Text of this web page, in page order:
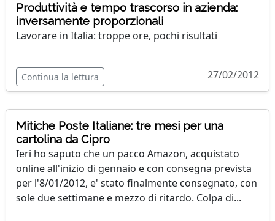
Produttività e tempo trascorso in azienda:
inversamente proporzionali
Lavorare in Italia: troppe ore, pochi risultati
Continua la lettura 27/02/2012
Mitiche Poste Italiane: tre mesi per una
cartolina da Cipro
Ieri ho saputo che un pacco Amazon, acquistato
online all'inizio di gennaio e con consegna prevista
per l'8/01/2012, e' stato finalmente consegnato, con
sole due settimane e mezzo di ritardo. Colpa di...